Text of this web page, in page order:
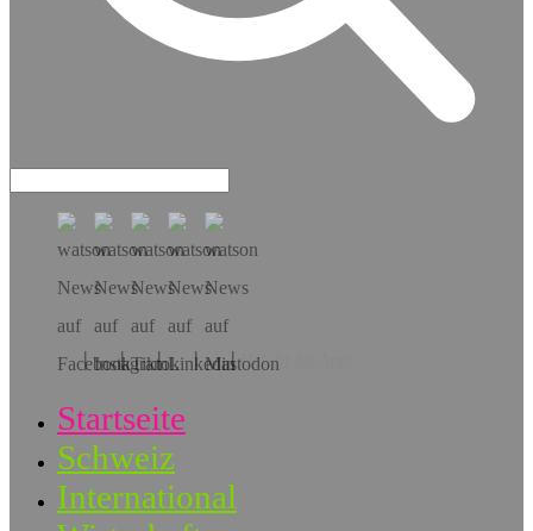
Hol dir die App!
Startseite
Schweiz
International